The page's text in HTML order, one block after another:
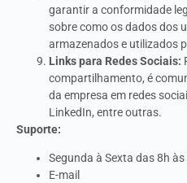
garantir a conformidade
sobre como os dados dos
armazenados e utilizados
Links para Redes Sociais:
compartilhamento, é
da empresa em redes
LinkedIn, entre outras.
Suporte:
Segunda à Sexta das 8h às
E-mail